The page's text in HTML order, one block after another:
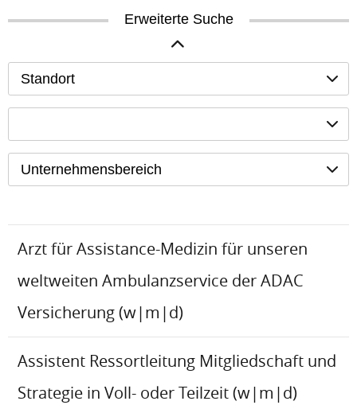
Erweiterte Suche
Standort
Unternehmensbereich
Arzt für Assistance-Medizin für unseren
weltweiten Ambulanzservice der ADAC
Versicherung (w|m|d)
Assistent Ressortleitung Mitgliedschaft und
Strategie in Voll- oder Teilzeit (w|m|d)